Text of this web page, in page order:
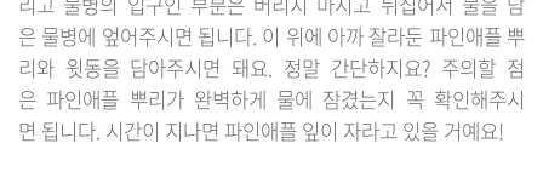
은 물병에 엎어주시면 됩니다. 이 위에 아까 잘라둔 파인애플 뿌
리와 윗동을 담아주시면 돼요. 정말 간단하지요? 주의할 점
은 파인애플 뿌리가 완벽하게 물에 잠겼는지 꼭 확인해주시
면 됩니다. 시간이 지나면 파인애플 잎이 자라고 있을 거예요!